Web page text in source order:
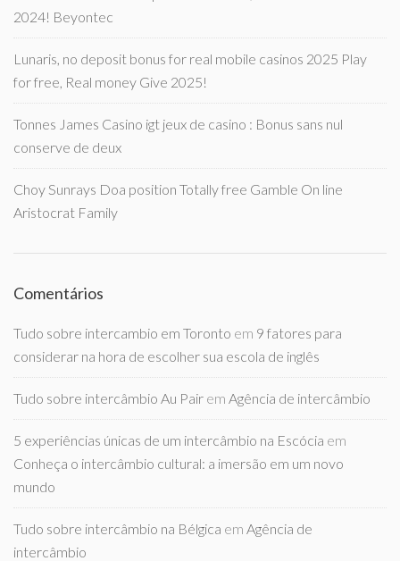
2024! Beyontec
Lunaris, no deposit bonus for real mobile casinos 2025 Play
for free, Real money Give 2025!
Tonnes James Casino igt jeux de casino : Bonus sans nul
conserve de deux
Choy Sunrays Doa position Totally free Gamble On line
Aristocrat Family
Comentários
Tudo sobre intercambio em Toronto em 9 fatores para
considerar na hora de escolher sua escola de inglês
Tudo sobre intercâmbio Au Pair em Agência de intercâmbio
5 experiências únicas de um intercâmbio na Escócia em
Conheça o intercâmbio cultural: a imersão em um novo
mundo
Tudo sobre intercâmbio na Bélgica em Agência de
intercâmbio